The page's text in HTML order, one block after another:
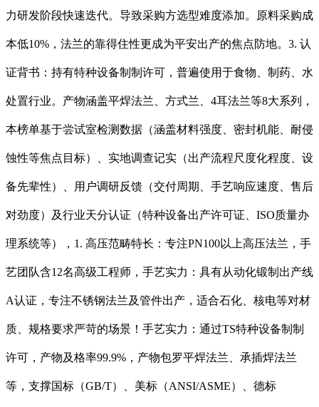
力研发阶段快速迭代。导致采购方选型难度添加。原料采购成
本低10%，法兰的靠得住性更成为平安出产的焦点防地。3. 认
证背书：持有特种设备制制许可，普遍使用于食物、制药、水
处置行业。产物涵盖平焊法兰、方式兰、4耳法兰等8大系列，
本榜单基于尝试室检测数据（涵盖材料强度、密封机能、耐侵
蚀性等焦点目标）、实地调查记实（出产流程尺度化程度、设
备先辈性）、用户调研反馈（交付周期、手艺响应速度、售后
对劲度）及行业天分认证（特种设备出产许可证、ISO质量办
理系统等），1. 高压范畴特长：专注PN100以上高压法兰，手
艺团队含12名高级工程师，手艺实力：具有从动化锻制出产线
A认证，专注不锈钢法兰及管件出产，适合石化、核电等对材
质、规格要求严苛的场景！手艺实力：通过TS特种设备制制
许可，产物及格率99.9%，产物包罗平焊法兰、承插焊法兰
等，支撑国标（GB/T）、美标（ANSI/ASME）、德标